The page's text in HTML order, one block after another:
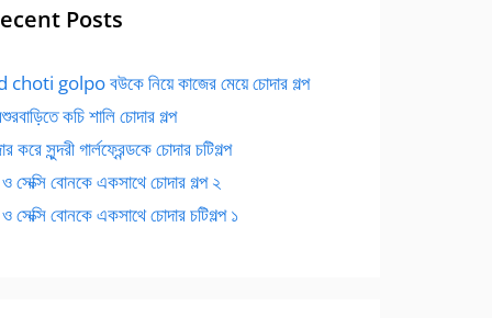
Posts
choti golpo বউকে নিয়ে কাজের মেয়ে চোদার গল্প
কচি শালি চোদার গল্প
করে সুন্দরী গার্লফ্রেন্ডকে চোদার চটিগল্প
সেক্সি বোনকে একসাথে চোদার গল্প ২
সেক্সি বোনকে একসাথে চোদার চটিগল্প ১